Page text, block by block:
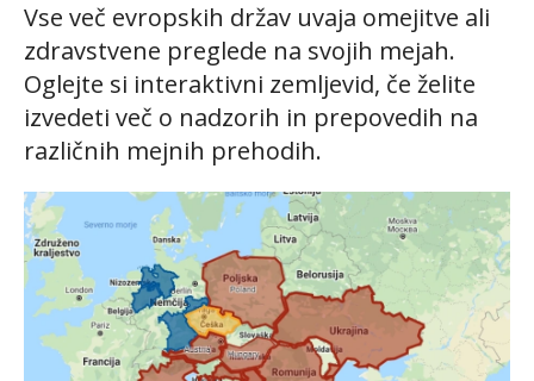
Vse več evropskih držav uvaja omejitve ali
zdravstvene preglede na svojih mejah.
Oglejte si interaktivni zemljevid, če želite
izvedeti več o nadzorih in prepovedih na
različnih mejnih prehodih.